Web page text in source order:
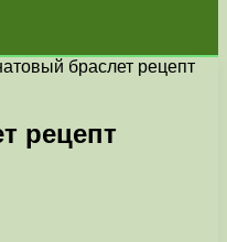
браслет рецепт
рецепт